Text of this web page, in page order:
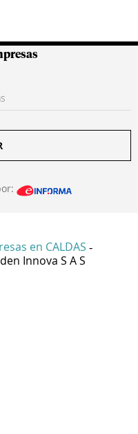
en CALDAS -
Innova S A S